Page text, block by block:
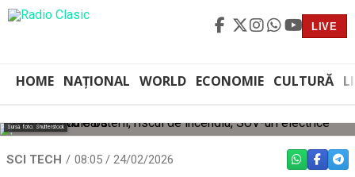
LIVE
HOME NAȚIONAL WORLD ECONOMIE CULTURĂ
Sursă foto: Shutterstock
SCI TECH 08:05 / 24/02/2026 WHATSAPP